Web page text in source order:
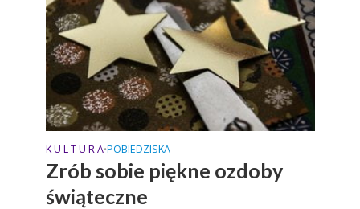
K U L T U R A•POBIEDZISKA
Zrób sobie piękne ozdoby
świąteczne